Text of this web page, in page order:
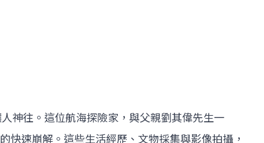
神往。這位航海探險家，與父親劉其偉先生一
快速崩解。這些生活經歷、文物採集與影像拍攝，